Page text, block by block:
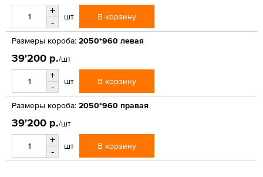
+
-
шт В корзину
Размеры короба: 2050*960 левая
39'200 р./шт
+
-
шт В корзину
Размеры короба: 2050*960 правая
39'200 р./шт
+
-
шт В корзину